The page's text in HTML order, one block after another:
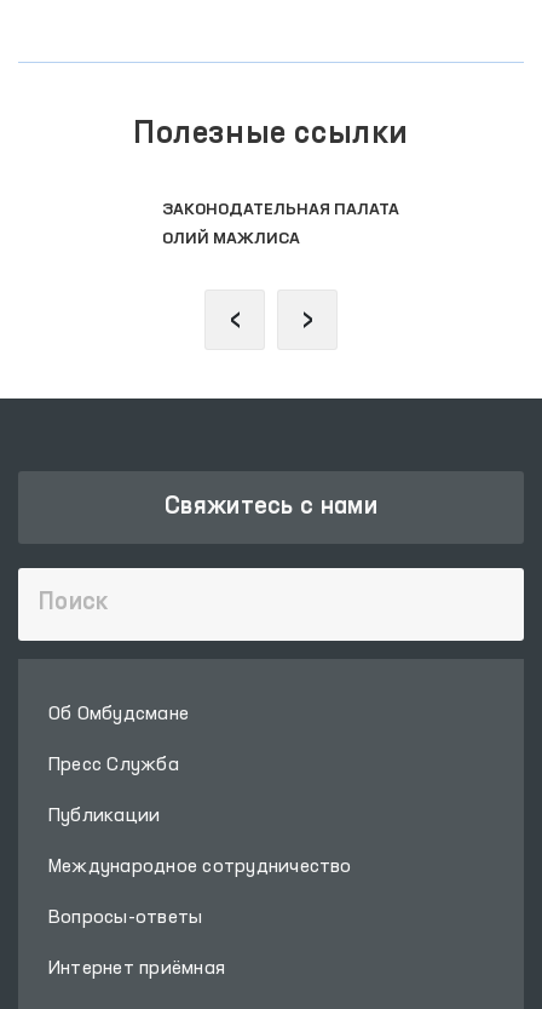
Полезные ссылки
ЗАКОНОДАТЕЛЬНАЯ ПАЛАТА
ОЛИЙ МАЖЛИСА
‹ ›
Свяжитесь с нами
Об Омбудсмане
Пресс Служба
Публикации
Международное сотрудничество
Вопросы-ответы
Интернет приёмная